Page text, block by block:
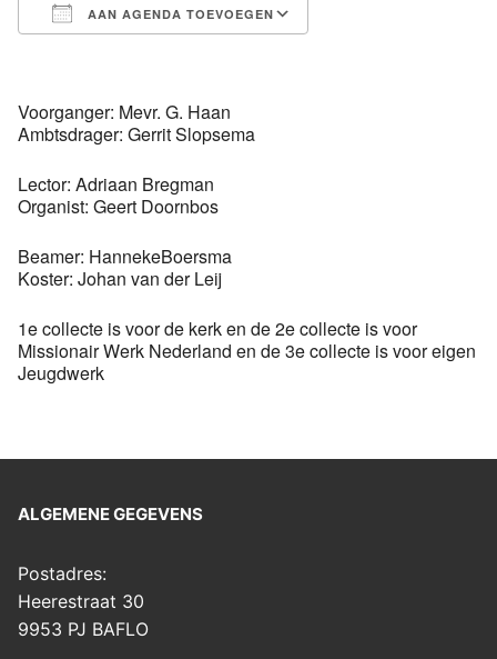
AAN AGENDA TOEVOEGEN
Voorganger: Mevr. G. Haan
Ambtsdrager: Gerrit Slopsema
Lector: Adriaan Bregman
Organist: Geert Doornbos
Beamer: HannekeBoersma
Koster: Johan van der Leij
1e collecte is voor de kerk en de 2e collecte is voor
Missionair Werk Nederland en de 3e collecte is voor eigen
Jeugdwerk
ALGEMENE GEGEVENS
Postadres:
Heerestraat 30
9953 PJ BAFLO